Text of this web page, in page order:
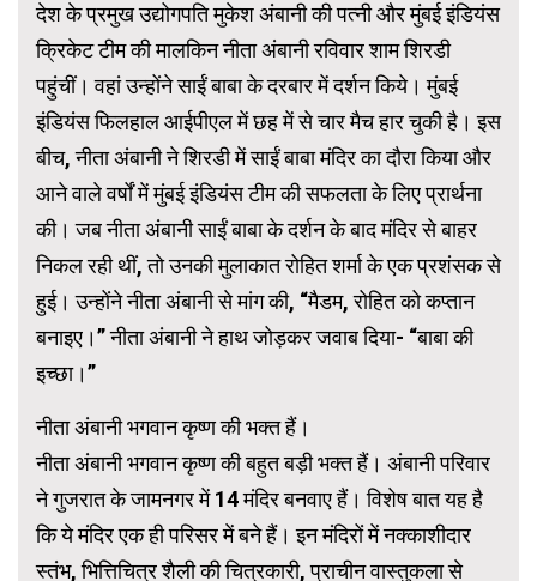
देश के प्रमुख उद्योगपति मुकेश अंबानी की पत्नी और मुंबई इंडियंस
क्रिकेट टीम की मालकिन नीता अंबानी रविवार शाम शिरडी
पहुंचीं। वहां उन्होंने साईं बाबा के दरबार में दर्शन किये। मुंबई
इंडियंस फिलहाल आईपीएल में छह में से चार मैच हार चुकी है। इस
बीच, नीता अंबानी ने शिरडी में साईं बाबा मंदिर का दौरा किया और
आने वाले वर्षों में मुंबई इंडियंस टीम की सफलता के लिए प्रार्थना
की। जब नीता अंबानी साईं बाबा के दर्शन के बाद मंदिर से बाहर
निकल रही थीं, तो उनकी मुलाकात रोहित शर्मा के एक प्रशंसक से
हुई। उन्होंने नीता अंबानी से मांग की, “मैडम, रोहित को कप्तान
बनाइए।” नीता अंबानी ने हाथ जोड़कर जवाब दिया- “बाबा की
इच्छा।”
नीता अंबानी भगवान कृष्ण की भक्त हैं।
नीता अंबानी भगवान कृष्ण की बहुत बड़ी भक्त हैं। अंबानी परिवार
ने गुजरात के जामनगर में 14 मंदिर बनवाए हैं। विशेष बात यह है
कि ये मंदिर एक ही परिसर में बने हैं। इन मंदिरों में नक्काशीदार
स्तंभ, भित्तिचित्र शैली की चित्रकारी, प्राचीन वास्तुकला से